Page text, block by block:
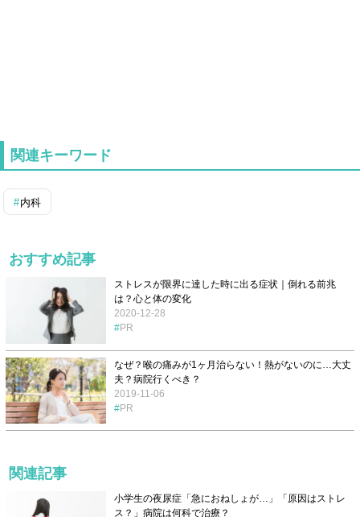
関連キーワード
内科
おすすめ記事
ストレスが限界に達した時に出る症状｜倒れる前兆
は？心と体の変化
2020-12-28
PR
なぜ？喉の痛みが1ヶ月治らない！熱がないのに…大丈
夫？病院行くべき？
2019-11-06
PR
関連記事
小学生の夜尿症「急におねしょが…」「原因はストレ
ス？」病院は何科で治療？